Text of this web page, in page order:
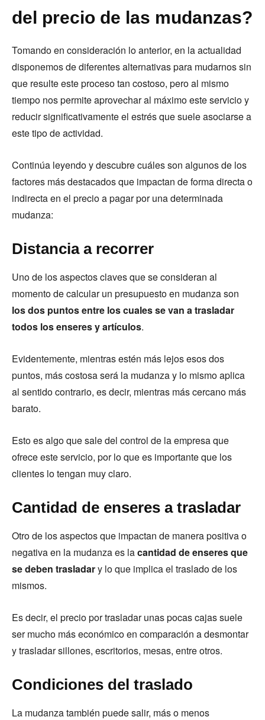
del precio de las mudanzas?
Tomando en consideración lo anterior, en la actualidad
disponemos de diferentes alternativas para mudarnos sin
que resulte este proceso tan costoso, pero al mismo
tiempo nos permite aprovechar al máximo este servicio y
reducir significativamente el estrés que suele asociarse a
este tipo de actividad.
Continúa leyendo y descubre cuáles son algunos de los
factores más destacados que impactan de forma directa o
indirecta en el precio a pagar por una determinada
mudanza:
Distancia a recorrer
Uno de los aspectos claves que se consideran al
momento de calcular un presupuesto en mudanza son
los dos puntos entre los cuales se van a trasladar
todos los enseres y artículos.
Evidentemente, mientras estén más lejos esos dos
puntos, más costosa será la mudanza y lo mismo aplica
al sentido contrario, es decir, mientras más cercano más
barato.
Esto es algo que sale del control de la empresa que
ofrece este servicio, por lo que es importante que los
clientes lo tengan muy claro.
Cantidad de enseres a trasladar
Otro de los aspectos que impactan de manera positiva o
negativa en la mudanza es lacantidad de enseres que
se deben trasladary lo que implica el traslado de los
mismos.
Es decir, el precio por trasladar unas pocas cajas suele
ser mucho más económico en comparación a desmontar
y trasladar sillones, escritorios, mesas, entre otros.
Condiciones del traslado
La mudanza también puede salir, más o menos